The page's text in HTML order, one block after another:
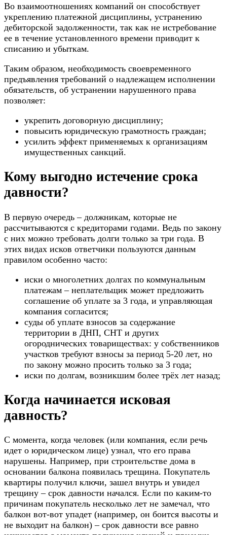
Во взаимоотношениях компаний он способствует
укреплению платежной дисциплины, устранению
дебиторской задолженности, так как не истребование
ее в течение установленного времени приводит к
списанию и убыткам.
Таким образом, необходимость своевременного
предъявления требований о надлежащем исполнении
обязательств, об устранении нарушенного права
позволяет:
укрепить договорную дисциплину;
повысить юридическую грамотность граждан;
усилить эффект применяемых к организациям
имущественных санкций.
Кому выгодно истечение срока
давности?
В первую очередь – должникам, которые не
рассчитываются с кредиторами годами. Ведь по закону
с них можно требовать долги только за три года. В
этих видах исков ответчики пользуются данным
правилом особенно часто:
иски о многолетних долгах по коммунальным
платежам – неплательщик может предложить
соглашение об уплате за 3 года, и управляющая
компания согласится;
суды об уплате взносов за содержание
территории в ДНП, СНТ и других
огороднических товариществах: у собственников
участков требуют взносы за период 5-20 лет, но
по закону можно просить только за 3 года;
иски по долгам, возникшим более трёх лет назад;
Когда начинается исковая
давность?
C момента, когда человек (или компания, если речь
идет о юридическом лице) узнал, что его права
нарушены. Например, при строительстве дома в
основании балкона появилась трещина. Покупатель
квартиры получил ключи, зашел внутрь и увидел
трещину – срок давности начался. Если по каким-то
причинам покупатель несколько лет не замечал, что
балкон вот-вот упадет (например, он боится высоты и
не выходит на балкон) – срок давности все равно